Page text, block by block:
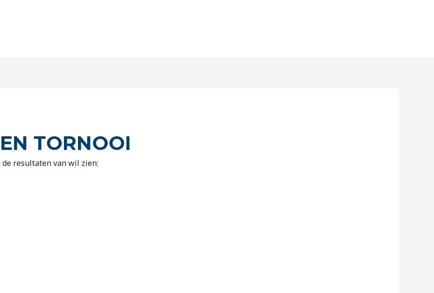
TORNOOI
resultaten van wil zien: